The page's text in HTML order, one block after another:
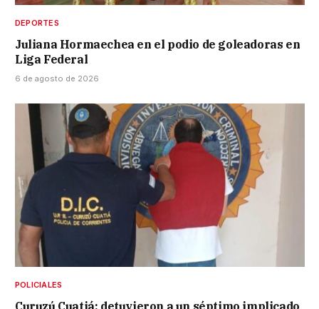
DEPORTES
Juliana Hormaechea en el podio de goleadoras en
Liga Federal
6 de agosto de 2026
POLICIALES